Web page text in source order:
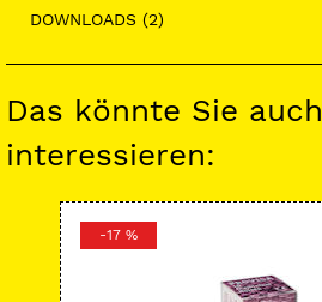
DOWNLOADS (2)
Das könnte Sie auch
interessieren:
-17 %